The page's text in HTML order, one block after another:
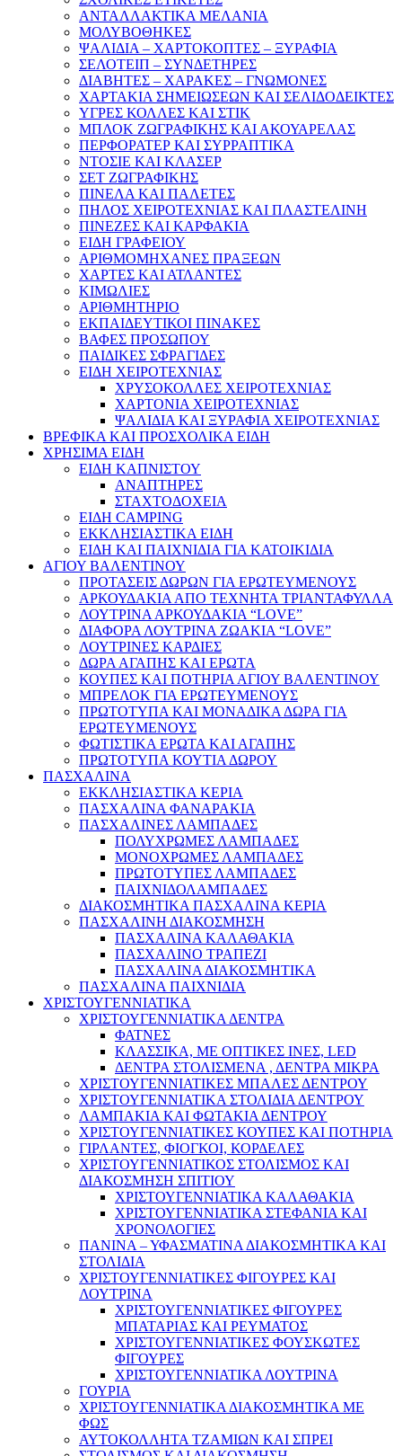
ΑΝΤΑΛΛΑΚΤΙΚΑ ΜΕΛΑΝΙΑ
ΜΟΛΥΒΟΘΗΚΕΣ
ΨΑΛΙΔΙΑ – ΧΑΡΤΟΚΟΠΤΕΣ – ΞΥΡΑΦΙΑ
ΣΕΛΟΤΕΙΠ – ΣΥΝΔΕΤΗΡΕΣ
ΔΙΑΒΗΤΕΣ – ΧΑΡΑΚΕΣ – ΓΝΩΜΟΝΕΣ
ΧΑΡΤΑΚΙΑ ΣΗΜΕΙΩΣΕΩΝ ΚΑΙ ΣΕΛΙΔΟΔΕΙΚΤΕΣ
ΥΓΡΕΣ ΚΟΛΛΕΣ ΚΑΙ ΣΤΙΚ
ΜΠΛΟΚ ΖΩΓΡΑΦΙΚΗΣ ΚΑΙ ΑΚΟΥΑΡΕΛΑΣ
ΠΕΡΦΟΡΑΤΕΡ ΚΑΙ ΣΥΡΡΑΠΤΙΚΑ
ΝΤΟΣΙΕ ΚΑΙ ΚΛΑΣΕΡ
ΣΕΤ ΖΩΓΡΑΦΙΚΗΣ
ΠΙΝΕΛΑ ΚΑΙ ΠΑΛΕΤΕΣ
ΠΗΛΟΣ ΧΕΙΡΟΤΕΧΝΙΑΣ ΚΑΙ ΠΛΑΣΤΕΛΙΝΗ
ΠΙΝΕΖΕΣ ΚΑΙ ΚΑΡΦΑΚΙΑ
ΕΙΔΗ ΓΡΑΦΕΙΟΥ
ΑΡΙΘΜΟΜΗΧΑΝΕΣ ΠΡΑΞΕΩΝ
ΧΑΡΤΕΣ ΚΑΙ ΑΤΛΑΝΤΕΣ
ΚΙΜΩΛΙΕΣ
ΑΡΙΘΜΗΤΗΡΙΟ
ΕΚΠΑΙΔΕΥΤΙΚΟΙ ΠΙΝΑΚΕΣ
ΒΑΦΕΣ ΠΡΟΣΩΠΟΥ
ΠΑΙΔΙΚΕΣ ΣΦΡΑΓΙΔΕΣ
ΕΙΔΗ ΧΕΙΡΟΤΕΧΝΙΑΣ
ΧΡΥΣΟΚΟΛΛΕΣ ΧΕΙΡΟΤΕΧΝΙΑΣ
ΧΑΡΤΟΝΙΑ ΧΕΙΡΟΤΕΧΝΙΑΣ
ΨΑΛΙΔΙΑ ΚΑΙ ΞΥΡΑΦΙΑ ΧΕΙΡΟΤΕΧΝΙΑΣ
ΒΡΕΦΙΚΑ ΚΑΙ ΠΡΟΣΧΟΛΙΚΑ ΕΙΔΗ
ΧΡΗΣΙΜΑ ΕΙΔΗ
ΕΙΔΗ ΚΑΠΝΙΣΤΟΥ
ΑΝΑΠΤΗΡΕΣ
ΣΤΑΧΤΟΔΟΧΕΙΑ
ΕΙΔΗ CAMPING
ΕΚΚΛΗΣΙΑΣΤΙΚΑ ΕΙΔΗ
ΕΙΔΗ ΚΑΙ ΠΑΙΧΝΙΔΙΑ ΓΙΑ ΚΑΤΟΙΚΙΔΙΑ
ΑΓΙΟΥ ΒΑΛΕΝΤΙΝΟΥ
ΠΡΟΤΑΣΕΙΣ ΔΩΡΩΝ ΓΙΑ ΕΡΩΤΕΥΜΕΝΟΥΣ
ΑΡΚΟΥΔΑΚΙΑ ΑΠΟ ΤΕΧΝΗΤΑ ΤΡΙΑΝΤΑΦΥΛΛΑ
ΛΟΥΤΡΙΝΑ ΑΡΚΟΥΔΑΚΙΑ “LOVE”
ΔΙΑΦΟΡΑ ΛΟΥΤΡΙΝΑ ΖΩΑΚΙΑ “LOVE”
ΛΟΥΤΡΙΝΕΣ ΚΑΡΔΙΕΣ
ΔΩΡΑ ΑΓΑΠΗΣ ΚΑΙ ΕΡΩΤΑ
ΚΟΥΠΕΣ ΚΑΙ ΠΟΤΗΡΙΑ ΑΓΙΟΥ ΒΑΛΕΝΤΙΝΟΥ
ΜΠΡΕΛΟΚ ΓΙΑ ΕΡΩΤΕΥΜΕΝΟΥΣ
ΠΡΩΤΟΤΥΠΑ ΚΑΙ ΜΟΝΑΔΙΚΑ ΔΩΡΑ ΓΙΑ
ΕΡΩΤΕΥΜΕΝΟΥΣ
ΦΩΤΙΣΤΙΚΑ ΕΡΩΤΑ ΚΑΙ ΑΓΑΠΗΣ
ΠΡΩΤΟΤΥΠΑ ΚΟΥΤΙΑ ΔΩΡΟΥ
ΠΑΣΧΑΛΙΝΑ
ΕΚΚΛΗΣΙΑΣΤΙΚΑ ΚΕΡΙΑ
ΠΑΣΧΑΛΙΝΑ ΦΑΝΑΡΑΚΙΑ
ΠΑΣΧΑΛΙΝΕΣ ΛΑΜΠΑΔΕΣ
ΠΟΛΥΧΡΩΜΕΣ ΛΑΜΠΑΔΕΣ
ΜΟΝΟΧΡΩΜΕΣ ΛΑΜΠΑΔΕΣ
ΠΡΩΤΟΤΥΠΕΣ ΛΑΜΠΑΔΕΣ
ΠΑΙΧΝΙΔΟΛΑΜΠΑΔΕΣ
ΔΙΑΚΟΣΜΗΤΙΚΑ ΠΑΣΧΑΛΙΝΑ ΚΕΡΙΑ
ΠΑΣΧΑΛΙΝΗ ΔΙΑΚΟΣΜΗΣΗ
ΠΑΣΧΑΛΙΝΑ ΚΑΛΑΘΑΚΙΑ
ΠΑΣΧΑΛΙΝΟ ΤΡΑΠΕΖΙ
ΠΑΣΧΑΛΙΝΑ ΔΙΑΚΟΣΜΗΤΙΚΑ
ΠΑΣΧΑΛΙΝΑ ΠΑΙΧΝΙΔΙΑ
ΧΡΙΣΤΟΥΓΕΝΝΙΑΤΙΚΑ
ΧΡΙΣΤΟΥΓΕΝΝΙΑΤΙΚΑ ΔΕΝΤΡΑ
ΦΑΤΝΕΣ
ΚΛΑΣΣΙΚΑ, ΜΕ ΟΠΤΙΚΕΣ ΙΝΕΣ, LED
ΔΕΝΤΡΑ ΣΤΟΛΙΣΜΕΝΑ , ΔΕΝΤΡΑ ΜΙΚΡΑ
ΧΡΙΣΤΟΥΓΕΝΝΙΑΤΙΚΕΣ ΜΠΑΛΕΣ ΔΕΝΤΡΟΥ
ΧΡΙΣΤΟΥΓΕΝΝΙΑΤΙΚΑ ΣΤΟΛΙΔΙΑ ΔΕΝΤΡΟΥ
ΛΑΜΠΑΚΙΑ ΚΑΙ ΦΩΤΑΚΙΑ ΔΕΝΤΡΟΥ
ΧΡΙΣΤΟΥΓΕΝΝΙΑΤΙΚΕΣ ΚΟΥΠΕΣ ΚΑΙ ΠΟΤΗΡΙΑ
ΓΙΡΛΑΝΤΕΣ, ΦΙΟΓΚΟΙ, ΚΟΡΔΕΛΕΣ
ΧΡΙΣΤΟΥΓΕΝΝΙΑΤΙΚΟΣ ΣΤΟΛΙΣΜΟΣ ΚΑΙ
ΔΙΑΚΟΣΜΗΣΗ ΣΠΙΤΙΟΥ
ΧΡΙΣΤΟΥΓΕΝΝΙΑΤΙΚΑ ΚΑΛΑΘΑΚΙΑ
ΧΡΙΣΤΟΥΓΕΝΝΙΑΤΙΚΑ ΣΤΕΦΑΝΙΑ ΚΑΙ
ΧΡΟΝΟΛΟΓΙΕΣ
ΠΑΝΙΝΑ – ΥΦΑΣΜΑΤΙΝΑ ΔΙΑΚΟΣΜΗΤΙΚΑ ΚΑΙ
ΣΤΟΛΙΔΙΑ
ΧΡΙΣΤΟΥΓΕΝΝΙΑΤΙΚΕΣ ΦΙΓΟΥΡΕΣ ΚΑΙ
ΛΟΥΤΡΙΝΑ
ΧΡΙΣΤΟΥΓΕΝΝΙΑΤΙΚΕΣ ΦΙΓΟΥΡΕΣ
ΜΠΑΤΑΡΙΑΣ ΚΑΙ ΡΕΥΜΑΤΟΣ
ΧΡΙΣΤΟΥΓΕΝΝΙΑΤΙΚΕΣ ΦΟΥΣΚΩΤΕΣ
ΦΙΓΟΥΡΕΣ
ΧΡΙΣΤΟΥΓΕΝΝΙΑΤΙΚΑ ΛΟΥΤΡΙΝΑ
ΓΟΥΡΙΑ
ΧΡΙΣΤΟΥΓΕΝΝΙΑΤΙΚΑ ΔΙΑΚΟΣΜΗΤΙΚΑ ΜΕ
ΦΩΣ
ΑΥΤΟΚΟΛΛΗΤΑ ΤΖΑΜΙΩΝ ΚΑΙ ΣΠΡΕΙ